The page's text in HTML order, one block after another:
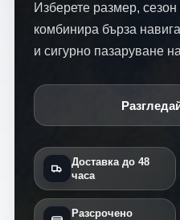
Изберете размер,
комбинира бърза
и сигурно пазаруване
Доставка до 48
часа
Разсрочено